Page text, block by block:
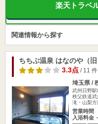
楽天トラベ
関連情報から探す
ちちぶ温泉 はなのや（旧
3.3点/ 11 件
埼玉県 /
武州日野
秩父鉄道
滝・山梨方
営業時間
入浴料金